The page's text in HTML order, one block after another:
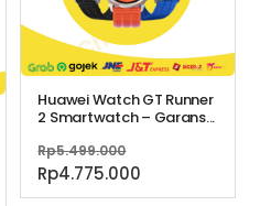
Huawei Watch GT Runner
2 Smartwatch – Garans...
Rp5.499.000
aslinya
adalah:
Rp4.775.000
saat